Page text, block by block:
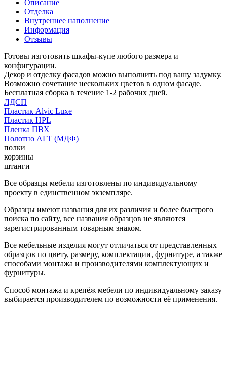
Описание
Отделка
Внутреннее наполнение
Информация
Отзывы
Готовы изготовить шкафы-купе любого размера и
конфигурации.
Декор и отделку фасадов можно выполнить под вашу задумку.
Возможно сочетание нескольких цветов в одном фасаде.
Бесплатная сборка в течение 1-2 рабочих дней.
ЛДСП
Пластик Alvic Luxe
Пластик HPL
Пленка ПВХ
Полотно АГТ (МДФ)
полки
корзины
штанги
Все образцы мебели изготовлены по индивидуальному
проекту в единственном экземпляре.
Образцы имеют названия для их различия и более быстрого
поиска по сайту, все названия образцов не являются
зарегистрированным товарным знаком.
Все мебельные изделия могут отличаться от представленных
образцов по цвету, размеру, комплектации, фурнитуре, а также
способами монтажа и производителями комплектующих и
фурнитуры.
Способ монтажа и крепёж мебели по индивидуальному заказу
выбирается производителем по возможности её применения.